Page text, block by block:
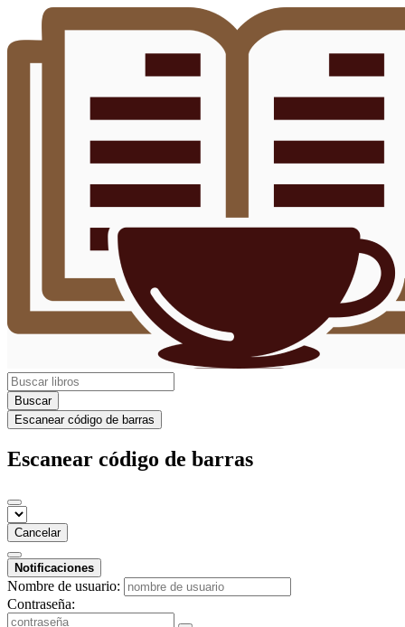
Buscar
Escanear código de barras
Escanear código de barras
Cancelar
Notificaciones
Nombre de usuario:
Contraseña: